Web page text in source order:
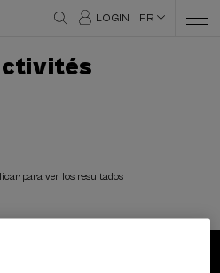
LOGIN FR
para ver los resultados